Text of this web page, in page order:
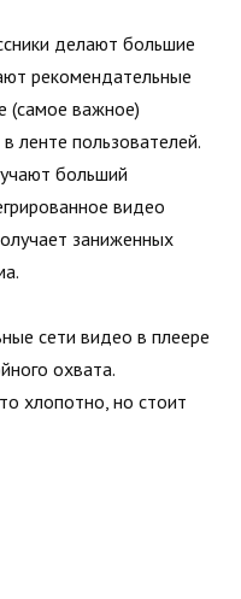
делают большие
рекомендательные
(самое важное)
ленте пользователей.
больший
видео
заниженных
сети видео в плеере
охвата.
хлопотно, но стоит